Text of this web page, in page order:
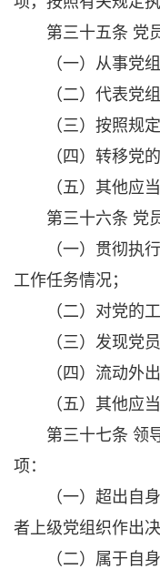
第三十五条 党员
（一）从事党组
（二）代表党组
（三）按照规定
（四）转移党的
（五）其他应当
第三十六条 党员
（一）贯彻执行
工作任务情况；
（二）对党的工
（三）发现党员
（四）流动外出
（五）其他应当
第三十七条 领导
项：
（一）超出自身
者上级党组织作出
（二）属于自身